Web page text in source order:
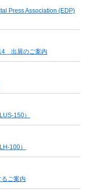
Press Association (EDP)
出展のご案内
150）
100）
ご案内